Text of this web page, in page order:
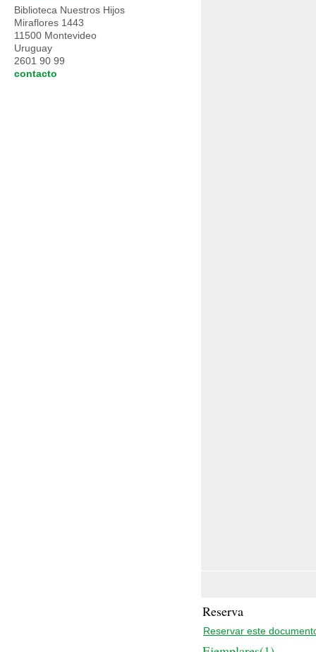
Reserva
Reservar este
Biblioteca Nuestros Hijos
Miraflores 1443
11500 Montevideo
Uruguay
2601 90 99
contacto